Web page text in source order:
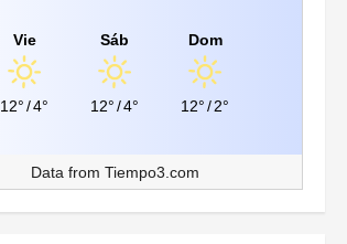
Vie
12° /4°
Sáb
12° /4°
Dom
12° /2°
Data from Tiempo3.com